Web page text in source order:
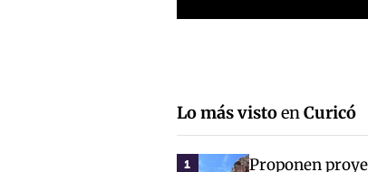
Lo más vistoenCuricó
1 Proponen